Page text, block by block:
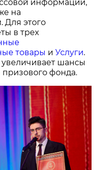
информации,
на
Для этого
в трех
товары иУслуги.
увеличивает шансы
призового фонда.